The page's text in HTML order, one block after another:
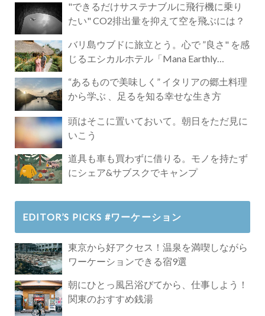
"できるだけサステナブルに飛行機に乗り
たい" CO2排出量を抑えて空を飛ぶには？
バリ島ウブドに旅立とう。心で ”良さ" を感
じるエシカルホテル「Mana Earthly
“あるもので美味しく” イタリアの郷土料理
から学ぶ 、足るを知る幸せな生き方
頭はそこに置いておいて。朝日をただ見に
いこう
道具も車も買わずに借りる。モノを持たず
にシェア&サブスクでキャンプ
EDITOR’S PICKS #ワーケーション
東京から好アクセス！温泉を満喫しながら
ワーケーションできる宿9選
朝にひとっ風呂浴びてから、仕事しよう！
関東のおすすめ銭湯